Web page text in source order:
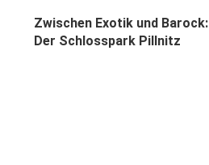
Zwischen Exotik und Barock:
Der Schlosspark Pillnitz